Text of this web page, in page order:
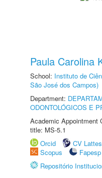
Paula Carolina
School: Instituto de
São José dos Campos)
Department:
ODONTOLÓGICOS E
Academic Appointment
title: MS-5.1
Orcid
CV Lattes
Scopus
Fapesp
Repositório